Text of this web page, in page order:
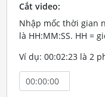
Cắt video:
Nhập mốc thời gian
là HH:MM:SS. HH =
Ví dụ: 00:02:23 là 2